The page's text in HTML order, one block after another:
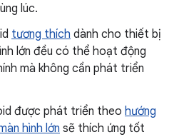
lúc.
tương thích dành cho thiết bị
lớn đều có thể hoạt động
mà không cần phát triển
được phát triển theo hướng
hình lớn sẽ thích ứng tốt